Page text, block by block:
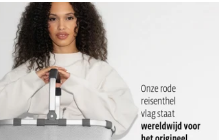
dragen over de schouder mogelijk
2 extra draaghendels: Als optie voor meer flexibiliteit
Rechthoekige bodem: Voor rechtop staan